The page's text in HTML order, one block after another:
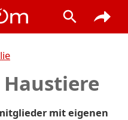
mit eigenen